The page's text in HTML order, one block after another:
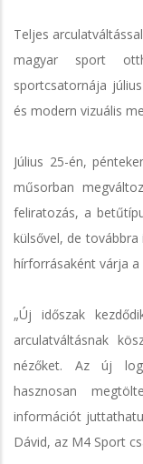
Teljes
magyar sport
sportcsatornája
és modern vizuális
Július 25-én,
műsorban
feliratozás, a
külsővel, de
hírforrásaként várja a
„Új időszak
arculatváltásnak
nézőket. Az új
hasznosan
információt
Dávid, az M4 Sport